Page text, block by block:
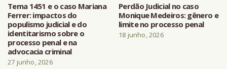
Tema 1451 e o caso Mariana
Ferrer: impactos do
populismo judicial e do
identitarismo sobre o
processo penal e na
advocacia criminal
27 junho, 2026
Perdão Judicial no caso
Monique Medeiros: gênero e
limite no processo penal
18 junho, 2026